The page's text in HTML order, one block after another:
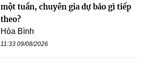
một tuần, chuyên gia dự báo gì tiếp
theo?
Hòa Bình
11:33 09/08/2026